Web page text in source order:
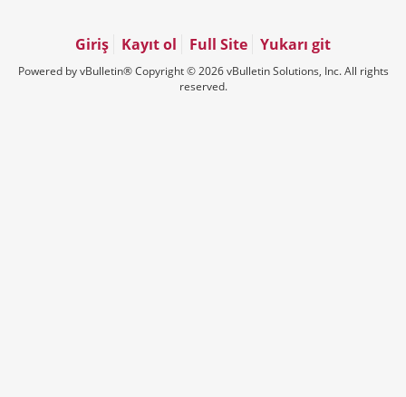
Giriş Kayıt ol Full Site Yukarı git
Powered by vBulletin® Copyright © 2026 vBulletin Solutions, Inc. All rights
reserved.